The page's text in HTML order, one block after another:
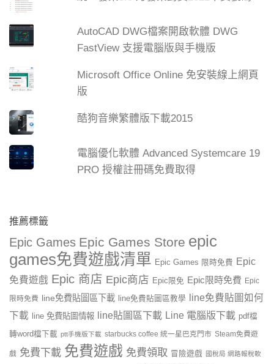
AutoCAD DWG檔案開啟軟體 DWG
FastView 支援電腦版與手機版
Microsoft Office Online 免安裝線上網頁
版
酷狗音樂繁體版下載2015
電腦優化軟體 Advanced Systemcare 19
PRO 授權註冊碼免費取得
推薦標籤
Epic Games Epic Games Store epic
games免費遊戲清單 Epic Games 限時免費 Epic
免費遊戲 Epic 商店 Epic商店 Epic限免 Epic限時免費 Epic
限時免費 line免費貼圖區下載 line免費貼圖區教學
line免費貼圖如何
下載 line 免費貼圖情報 line貼圖區下載 Line 電腦版下載 pdf檔
轉word檔下載 ptt手機版下載 starbucks coffee 統一星巴克門市 Steam免費遊
戲 免費下載 免費遊戲 免費領取 冒險遊戲 國稅局 網路報稅軟